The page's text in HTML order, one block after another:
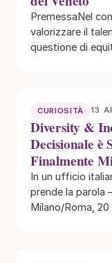
PremessaNel
valorizzare il
questione di
CURIOSITÀ 13
Diversity &
Decisionale è
Finalmente
In un ufficio
prende la parola
Milano/Roma,